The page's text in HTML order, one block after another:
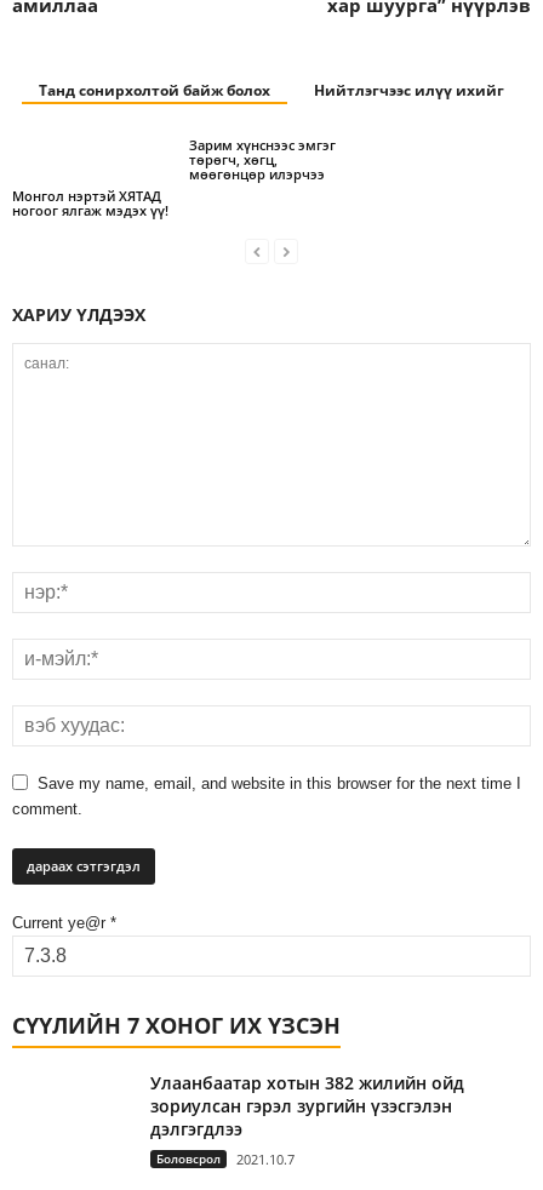
амиллаа хар шуурга” нүүрлэв
Танд сонирхолтой байж болох Нийтлэгчээс илүү ихийг
Монгол нэртэй ХЯТАД
ногоог ялгаж мэдэх үү!
Зарим хүнснээс эмгэг
төрөгч, хөгц,
мөөгөнцөр илэрчээ
ХАРИУ ҮЛДЭЭХ
Save my name, email, and website in this browser for the next time I
comment.
Current ye@r *
СҮҮЛИЙН 7 ХОНОГ ИХ ҮЗСЭН
Улаанбаатар хотын 382 жилийн ойд
зориулсан гэрэл зургийн үзэсгэлэн
дэлгэгдлээ
Боловсрол 2021.10.7